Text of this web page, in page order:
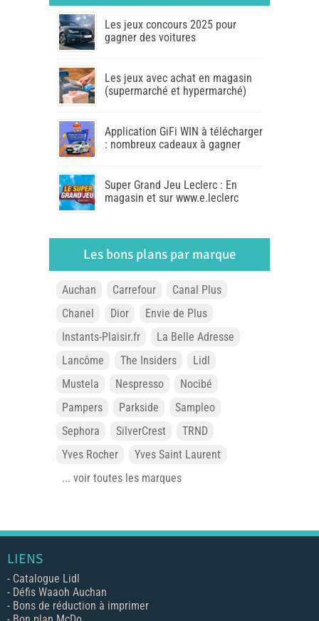
Les jeux concours 2025 pour
gagner des voitures
Les jeux avec achat en magasin
(supermarché et hypermarché)
Application GiFi WIN à télécharger
: nombreux cadeaux à gagner
Super Grand Jeu Leclerc : En
magasin et sur www.e.leclerc
Les bons plans par marque
Auchan Carrefour
Canal Plus
Chanel
Dior
Envie de Plus
Instants-Plaisir.fr
La Belle Adresse
Lancôme
The Insiders
Lidl
Mustela
Nespresso
Nocibé
Pampers
Parkside
Sampleo
Sephora
SilverCrest
TRND
Yves Rocher
Yves Saint Laurent
... voir toutes les marques
LIENS
- Catalogue Lidl
- Défis Waaoh Auchan
- Bons de réduction à imprimer